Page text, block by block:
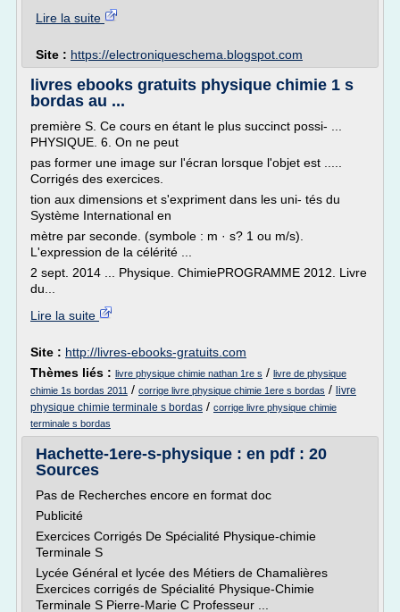
Lire la suite
Site : https://electroniqueschema.blogspot.com
livres ebooks gratuits physique chimie 1 s
bordas au ...
première S. Ce cours en étant le plus succinct possi- ...
PHYSIQUE. 6. On ne peut
pas former une image sur l'écran lorsque l'objet est .....
Corrigés des exercices.
tion aux dimensions et s'expriment dans les uni- tés du
Système International en
mètre par seconde. (symbole : m · s? 1 ou m/s).
L'expression de la célérité ...
2 sept. 2014 ... Physique. ChimiePROGRAMME 2012. Livre
du...
Lire la suite
Site : http://livres-ebooks-gratuits.com
Thèmes liés : livre physique chimie nathan 1re s / livre de physique
chimie 1s bordas 2011 / corrige livre physique chimie 1ere s bordas / livre
physique chimie terminale s bordas / corrige livre physique chimie
terminale s bordas
Hachette-1ere-s-physique : en pdf : 20
Sources
Pas de Recherches encore en format doc
Publicité
Exercices Corrigés De Spécialité Physique-chimie
Terminale S
Lycée Général et lycée des Métiers de Chamalières
Exercices corrigés de Spécialité Physique-Chimie
Terminale S Pierre-Marie C Professeur ...